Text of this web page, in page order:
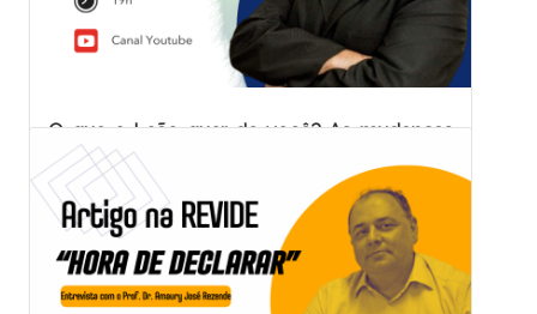
O que o Leão quer de você? As mudanças
no IRPF 2025. Participe do evento online do
NAF FEARP USP!
Naffearp / março 28, 2025
No dia 01/04, às 19h, teremos a palestra do